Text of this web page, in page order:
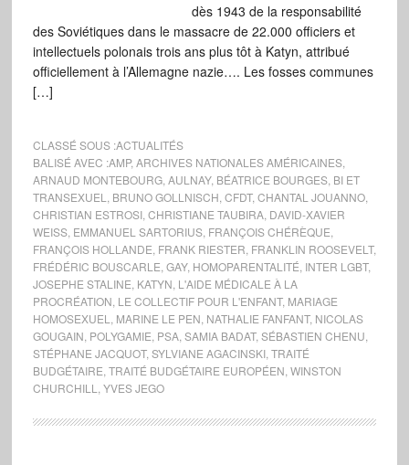
dès 1943 de la responsabilité
des Soviétiques dans le massacre de 22.000 officiers et
intellectuels polonais trois ans plus tôt à Katyn, attribué
officiellement à l’Allemagne nazie…. Les fosses communes
[…]
CLASSÉ SOUS :ACTUALITÉS
BALISÉ AVEC :AMP, ARCHIVES NATIONALES AMÉRICAINES,
ARNAUD MONTEBOURG, AULNAY, BÉATRICE BOURGES, BI ET
TRANSEXUEL
BRUNO GOLLNISCH CFDT, CHANTAL JOUANNO,
CHRISTIAN ESTROSI, CHRISTIANE TAUBIRA, DAVID-XAVIER
WEISS, EMMANUEL SARTORIUS, FRANÇOIS CHÉRÈQUE
FRANÇOIS HOLLANDE FRANK RIESTER FRANKLIN ROOSEVELT,
FRÉDÉRIC BOUSCARLE GAY, HOMOPARENTALITÉ INTER LGBT,
JOSEPHE STALINE KATYN L'AIDE MÉDICALE À LA
PROCRÉATION LE COLLECTIF POUR L'ENFANT, MARIAGE
HOMOSEXUEL
MARINE LE PEN NATHALIE FANFANT, NICOLAS
GOUGAIN POLYGAMIE PSA, SAMIA BADAT, SÉBASTIEN CHENU
STÉPHANE JACQUOT, SYLVIANE AGACINSKI, TRAITÉ
BUDGÉTAIRE TRAITÉ BUDGÉTAIRE EUROPÉEN WINSTON
CHURCHILL
YVES JEGO